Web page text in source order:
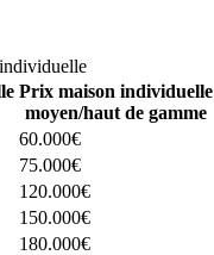
Prix maison individuelle
moyen/haut de gamme
60.000€
75.000€
120.000€
150.000€
180.000€